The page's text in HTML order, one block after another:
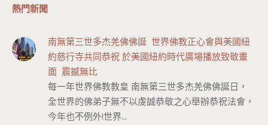
熱門新聞
南無第三世多杰羌佛佛誕 世界佛教正心會與美國紐
約慈行寺共同恭祝 於美國紐約時代廣場播放致敬畫
面 震撼無比
每一年世界佛教教皇 南無第三世多杰羌佛佛誕日，
全世界的佛弟子無不以虔誠恭敬之心舉辦恭祝法會，
今年也不例外!世界...